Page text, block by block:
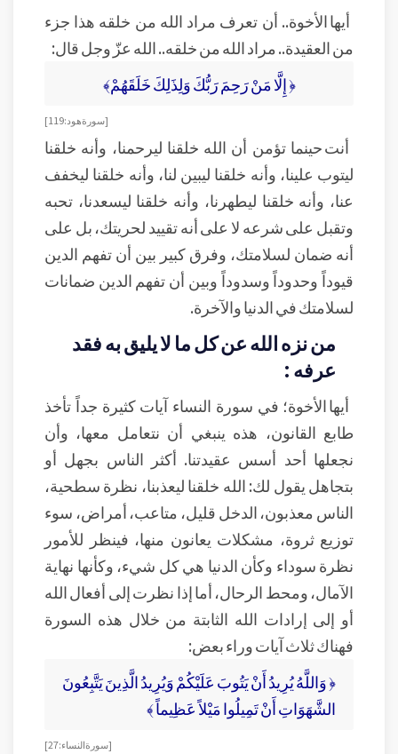
أيها الأخوة.. أن تعرف مراد الله من خلقه هذا جزء
من العقيدة.. مراد الله من خلقه.. الله عزّ وجل قال:
﴿ إِلَّا مَنْ رَحِمَ رَبُّكَ وَلِذَلِكَ خَلَقَهُمْ﴾
[سورة هود:119]
أنت حينما تؤمن أن الله خلقنا ليرحمنا، وأنه خلقنا
ليتوب علينا، وأنه خلقنا ليبين لنا، وأنه خلقنا ليخفف
عنا، وأنه خلقنا ليطهرنا، وأنه خلقنا ليسعدنا، تحبه
وتقبل على شرعه لا على أنه تقييد لحريتك، بل على
أنه ضمان لسلامتك، وفرق كبير بين أن تفهم الدين
قيوداً وحدوداً وسدوداً وبين أن تفهم الدين ضمانات
لسلامتك في الدنيا والآخرة.
من نزه الله عن كل ما لا يليق به فقد
عرفه :
أيها الأخوة؛ في سورة النساء آيات كثيرة جداً تأخذ
طابع القانون، هذه ينبغي أن نتعامل معها، وأن
نجعلها أحد أسس عقيدتنا. أكثر الناس بجهل أو
بتجاهل يقول لك: الله خلقنا ليعذبنا، نظرة سطحية،
الناس معذبون، الدخل قليل، متاعب، أمراض، سوء
توزيع ثروة، مشكلات يعانون منها، فينظر للأمور
نظرة سوداء وكأن الدنيا هي كل شيء، وكأنها نهاية
الآمال، ومحط الرحال، أما إذا نظرت إلى أفعال الله
أو إلى إرادات الله الثابتة من خلال هذه السورة
فهناك ثلاث آيات وراء بعض:
﴿ وَاللَّهُ يُرِيدُ أَنْ يَتُوبَ عَلَيْكُمْ وَيُرِيدُ الَّذِينَ يَتَّبِعُونَ
الشَّهَوَاتِ أَنْ تَمِيلُوا مَيْلاً عَظِيماً ﴾
[ سورة النساء: 27]